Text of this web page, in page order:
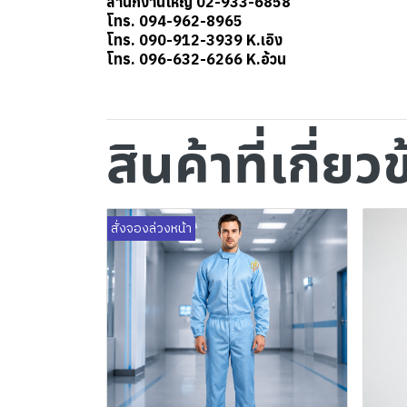
โทร. 094-962-8965
โทร. 090-912-3939 K.เอิง
โทร. 096-632-6266 K.อ้วน
สินค้าที่เกี่ยว
สั่งจองล่วงหน้า